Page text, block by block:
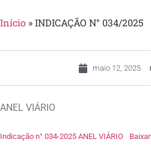
Início »INDICAÇÃO N° 034/2025
maio 12, 2025
ANEL VIÁRIO
Indicação n° 034-2025 ANEL VIÁRIO Baixar